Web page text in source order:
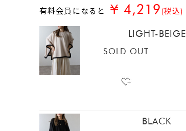
有料会員になると¥ 4,219 (税込)
LIGHT-BEIGE
SOLD OUT
BLACK